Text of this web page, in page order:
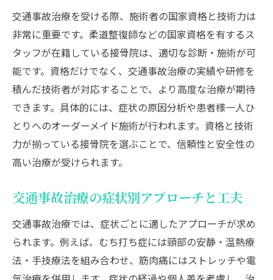
交通事故治療を受ける際、施術者の国家資格と技術力は
非常に重要です。柔道整復師などの国家資格を有するス
タッフが在籍している接骨院は、適切な診断・施術が可
能です。資格だけでなく、交通事故治療の実績や研修を
積んだ技術者が対応することで、より高度な治療が期待
できます。具体的には、症状の原因分析や患者様一人ひ
とりへのオーダーメイド施術が行われます。資格と技術
力が揃っている接骨院を選ぶことで、信頼性と安全性の
高い治療が受けられます。
交通事故治療の症状別アプローチと工夫
交通事故治療では、症状ごとに適したアプローチが求め
られます。例えば、むち打ち症には頸部の安静・温熱療
法・手技療法を組み合わせ、筋肉痛にはストレッチや電